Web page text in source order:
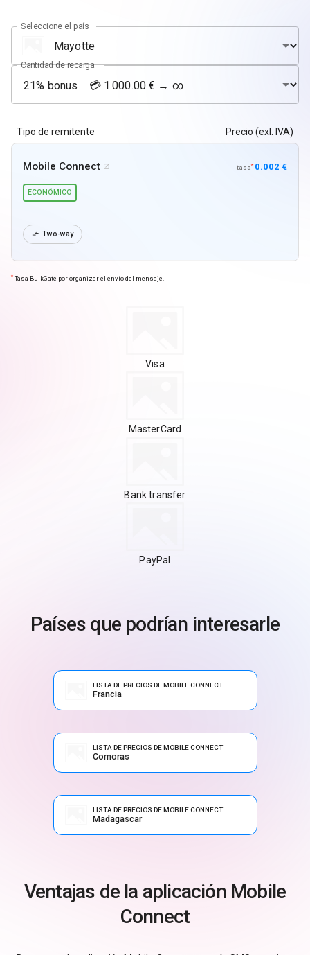
Seleccione el país
Cantidad de recarga
Tipo de remitente Precio (exl. IVA)
Mobile Connect  tasa* 0.002 €
ECONÓMICO
 Two-way
* Tasa BulkGate por organizar el envío del mensaje.
Visa
MasterCard
Bank transfer
PayPal
Países que podrían interesarle
LISTA DE PRECIOS DE MOBILE CONNECT
Francia
LISTA DE PRECIOS DE MOBILE CONNECT
Comoras
LISTA DE PRECIOS DE MOBILE CONNECT
Madagascar
Ventajas de la aplicación Mobile
Connect